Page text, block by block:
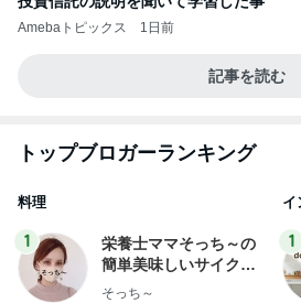
Amebaトピックス 1日前
記事を読む
トップブロガーランキング
料理
1
栄養士ママそっち～の
簡単美味しいサイクル
献立
そっち～
イ
1